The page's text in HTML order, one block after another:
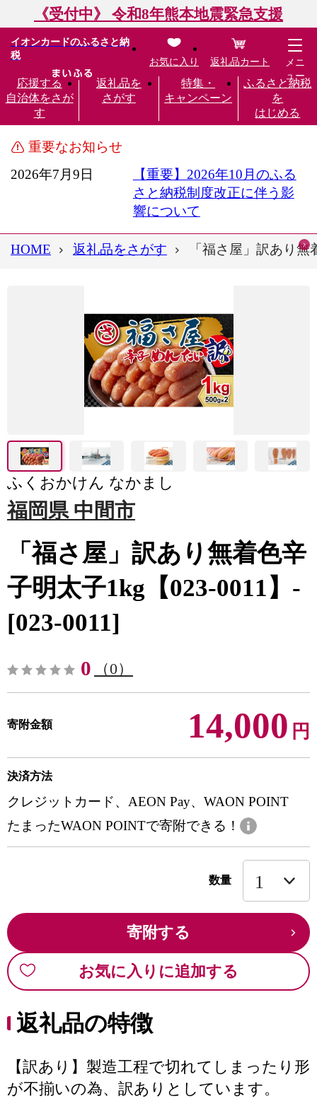
《受付中》 令和8年熊本地震緊急支援
イオンカードのふるさと納
税
応援する
自治体をさが
す
返礼品を
さがす
特集・
キャンペーン
ふるさと納税
を
はじめる
お気に入り 返礼品カート
メニ
ュー
重要なお知らせ
2026年7月9日
【重要】2026年10月のふる
さと納税制度改正に伴う影
響について
HOME 返礼品をさがす 「福さ屋」訳あり
ふくおかけん なかまし
福岡県 中間市
「福さ屋」訳あり無着色辛
子明太子1kg【023-0011】-
[023-0011]
0 （0）
寄附金額 14,000 円
決済方法
クレジットカード、AEON Pay、WAON POINT
たまったWAON POINTで寄附できる！
数量
寄附する
お気に入りに追加する
返礼品の特徴
【訳あり】製造工程で切れてしまったり形
が不揃いの為、訳ありとしています。